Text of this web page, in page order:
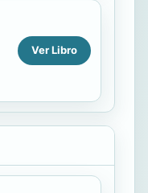
Ver Libro